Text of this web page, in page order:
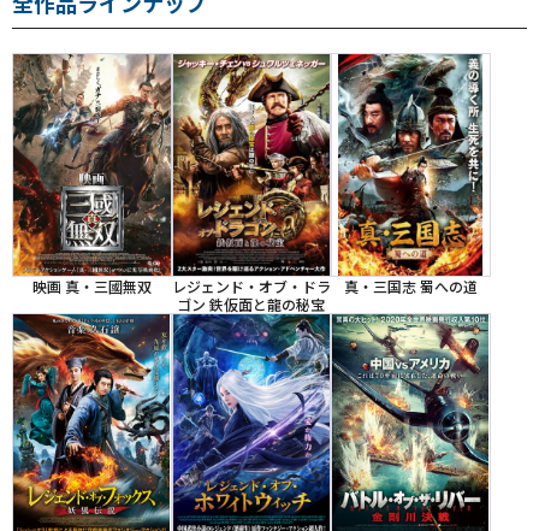
映画 真・三國無双
レジェンド・オブ・ドラ
ゴン 鉄仮面と龍の秘宝
真・三国志 蜀への道